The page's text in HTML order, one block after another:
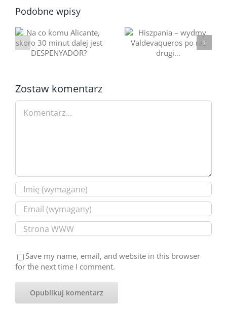
Podobne wpisy
Hiszpania – wydmy
Valdevaqueros po
Taka miejscówka
rzut beretem od
Torrevieja i Costa
Zostaw komentarz
Comment
Save my name, email, and website in this browser
for the next time I comment.